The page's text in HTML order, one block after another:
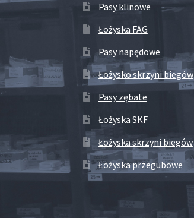
Pasy klinowe
Łożyska FAG
Pasy napędowe
Łożysko skrzyni biegów
Pasy zębate
Łożyska SKF
Łożyska skrzyni biegów
Łożyska przegubowe